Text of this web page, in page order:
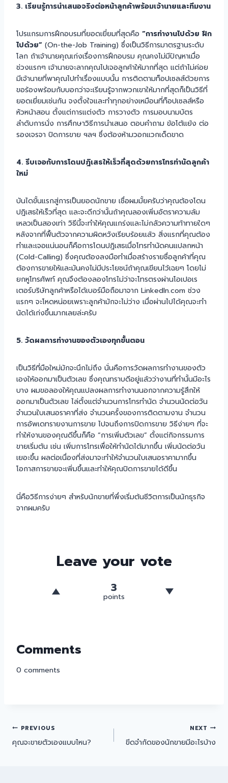
3. เรียนรู้การนำเสนอจริงต่อหน้าลูกค้าพร้อมเจ้านายและทีมงาน
โปรแกรมการฝึกอบรมที่ยอดเยี่ยมที่สุดคือ “การทำงานไปด้วย ฝึก
ไปด้วย” (On-the-Job Training) ซึ่งเป็นวิธีการมาตรฐานระดับ
โลก ถ้าเจ้านายคุณเก่งเรื่องการฝึกอบรม คุณคงไม่มีปัญหาเมื่อ
ช่วงแรกๆ เจ้านายจะลากคุณไปเจอลูกค้าให้มากที่สุด แต่ถ้าไม่ค่อย
มีเจ้านายที่พาคุณไปทำเรื่องแบบนั้น การติดตามท็อปเซลส์ด้วยการ
ขอร้องพร้อมกับบอกว่าจะเรียนรู้จากพวกเขาให้มากที่สุดก็เป็นวิธีที่
ยอดเยี่ยมเช่นกัน จงตั้งใจและทำทุกอย่างเหมือนที่ท็อปเซลส์หรือ
หัวหน้าสอน ตั้งแต่การแต่งตัว การวางตัว การมอบนามบัตร
ลำดับการนั่ง การศึกษาวิธีการนำเสนอ ตอบคำถาม ข้อโต้แย้ง ต่อ
รองเจรจา ปิดการขาย ฯลฯ ซึ่งต้องห้ามวอกแวกเด็ดขาด
4. รีบเจอกับการโดนปฎิเสธให้เร็วที่สุดด้วยการโทรทำนัดลูกค้า
ใหม่
บันไดขั้นแรกสู่การเป็นยอดนักขาย เชื่อผมมั้ยครับว่าคุณต้องโดน
ปฎิเสธให้เร็วที่สุด และจะดีกว่านั้นถ้าคุณลองเพิ่มอัตราความล้ม
เหลวเป็นสองเท่า วิธีนี้จะทำให้คุณแกร่งและไม่กลัวความท้าทายใดๆ
หลังจากที่ฟื้นตัวจากความผิดหวังเรียบร้อยแล้ว สิ่งแรกที่คุณต้อง
ทำและเจอแน่นอนก็คือการโดนปฎิเสธเมื่อโทรทำนัดคนแปลกหน้า
(Cold-Calling) ซึ่งคุณต้องลงมือทำเมื่อสร้างรายชื่อลูกค้าที่คุณ
ต้องการขายให้และมันคงไม่มีประโยชน์ถ้าคุณเขียนไว้เฉยๆ โดยไม่
ยกหูโทรศัพท์ คุณจึงต้องลองโทรไม่ว่าจะโทรตรงผ่านโอเปอเร
เตอร์บริษัทลูกค้าหรือได้เบอร์มือถือมาจาก LinkedIn.com ช่วง
แรกๆ จะโหดหน่อยเพราะลูกค้ามักจะไม่ว่าง เมื่อผ่านไปได้คุณจะทำ
นัดได้เก่งขึ้นมากเลยล่ะครับ
5. วัดผลการทำงานของตัวเองทุกขั้นตอน
เป็นวิธีที่มือใหม่มักจะนึกไม่ถึง นั่นคือการวัดผลการทำงานของตัว
เองให้ออกมาเป็นตัวเลข ซึ่งคุณทราบดีอยู่แล้วว่างานที่ทำนั้นมีอะไร
บาง ผมขอลองให้คุณแปลงผลการทำงานนอกจากความรู้สึกให้
ออกมาเป็นตัวเลข ไล่ตั้งแต่จำนวนการโทรทำนัด จำนวนนัดต่อวัน
จำนวนใบเสนอราคาที่ส่ง จำนวนครั้งของการติดตามงาน จำนวน
การอัพเดทรายงานการขาย ไปจนถึงการปิดการขาย วิธีง่ายๆ ที่จะ
ทำให้งานของคุณดีขึ้นก็คือ “การเพิ่มตัวเลข” ตั้งแต่กิจกรรมการ
ขายเริ่มต้น เช่น เพิ่มการโทรเพื่อให้ทำนัดได้มากขึ้น เพิ่มนัดต่อวัน
เยอะขึ้น ผลต่อเนื่องที่ส่งมาจะทำให้จำนวนใบเสนอราคามากขึ้น
โอกาสการขายจะเพิ่มขึ้นและทำให้คุณปิดการขายได้ดีขึ้น
นี่คือวิธีการง่ายๆ สำหรับนักขายที่พึ่งเริ่มต้นชีวิตการเป็นนักธุรกิจ
จากผมครับ
Leave your vote
3
points
Comments
0 comments
PREVIOUS
คุณจะขายตัวเองแบบไหน?
NEXT
ขีดจำกัดของนักขายมีอะไรบ้าง